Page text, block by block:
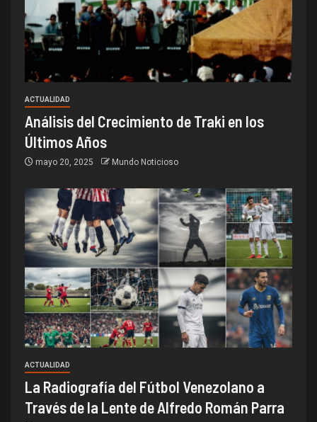
ACTUALIDAD
Análisis del Crecimiento de Traki en los
Últimos Años
mayo 20, 2025 Mundo Noticioso
ACTUALIDAD
La Radiografía del Fútbol Venezolano a
Través de la Lente de Alfredo Román Parra